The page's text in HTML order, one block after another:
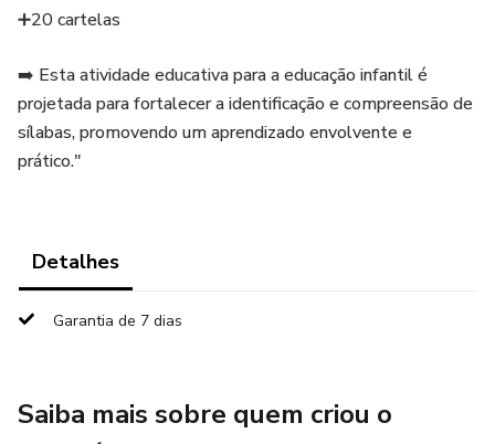
➕20 cartelas
➡️ Esta atividade educativa para a educação infantil é
projetada para fortalecer a identificação e compreensão de
sílabas, promovendo um aprendizado envolvente e
prático."
Detalhes
Garantia de 7 dias
Saiba mais sobre quem criou o